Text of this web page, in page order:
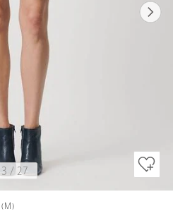
M）
3 / 27
BLACK
27